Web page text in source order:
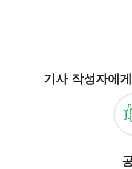
기사 작성자에